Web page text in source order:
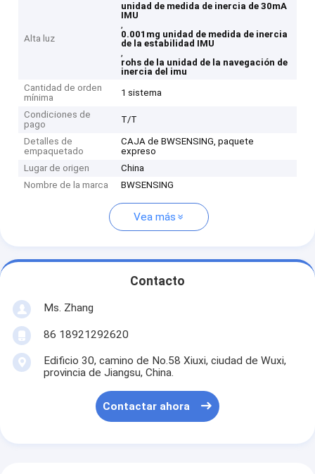
Alta luz
unidad de medida de inercia de 30mA
IMU
,
0.001mg unidad de medida de inercia
de la estabilidad IMU
,
rohs de la unidad de la navegación de
inercia del imu
Cantidad de orden
mínima
1 sistema
Condiciones de
pago
T/T
Detalles de
empaquetado
CAJA de BWSENSING, paquete
expreso
Lugar de origen
China
Nombre de la marca
BWSENSING
Vea más
Contacto
Ms. Zhang
86 18921292620
Edificio 30, camino de No.58 Xiuxi, ciudad de Wuxi,
provincia de Jiangsu, China.
Contactar ahora